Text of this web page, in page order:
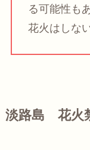
る可能性も
花火はしな
淡路島 花火